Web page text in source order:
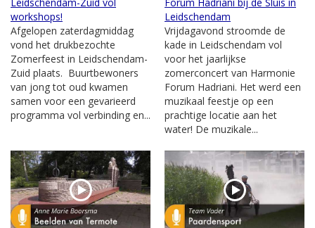
workshops!
Afgelopen zaterdagmiddag
vond het drukbezochte
Zomerfeest in Leidschendam-
Zuid plaats. Buurtbewoners
van jong tot oud kwamen
samen voor een gevarieerd
programma vol verbinding en...
Leidschendam
Vrijdagavond stroomde de
kade in Leidschendam vol
voor het jaarlijkse
zomerconcert van Harmonie
Forum Hadriani. Het werd een
muzikaal feestje op een
prachtige locatie aan het
water! De muzikale...